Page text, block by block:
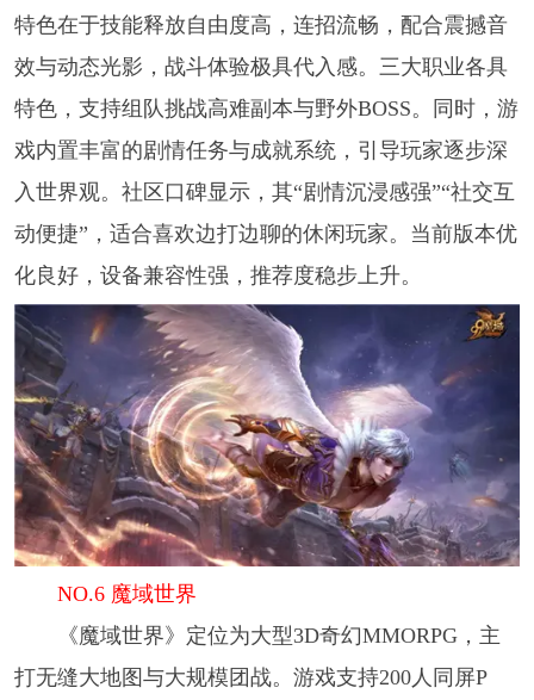
特色在于技能释放自由度高，连招流畅，配合震撼音
效与动态光影，战斗体验极具代入感。三大职业各具
特色，支持组队挑战高难副本与野外BOSS。同时，游
戏内置丰富的剧情任务与成就系统，引导玩家逐步深
入世界观。社区口碑显示，其“剧情沉浸感强”“社交互
动便捷”，适合喜欢边打边聊的休闲玩家。当前版本优
化良好，设备兼容性强，推荐度稳步上升。
NO.6 魔域世界
《魔域世界》定位为大型3D奇幻MMORPG，主
打无缝大地图与大规模团战。游戏支持200人同屏P